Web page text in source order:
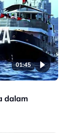
01:45
dalam